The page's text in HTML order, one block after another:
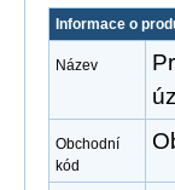
Informace o
Název
Obchodní
kód